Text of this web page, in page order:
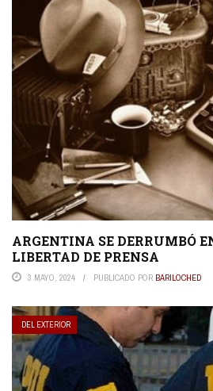
ARGENTINA SE DERRUMBÓ
LIBERTAD DE PRENSA
3 MAYO, 2024 PUBLICADO POR BARILOCHED
DEL EXTERIOR